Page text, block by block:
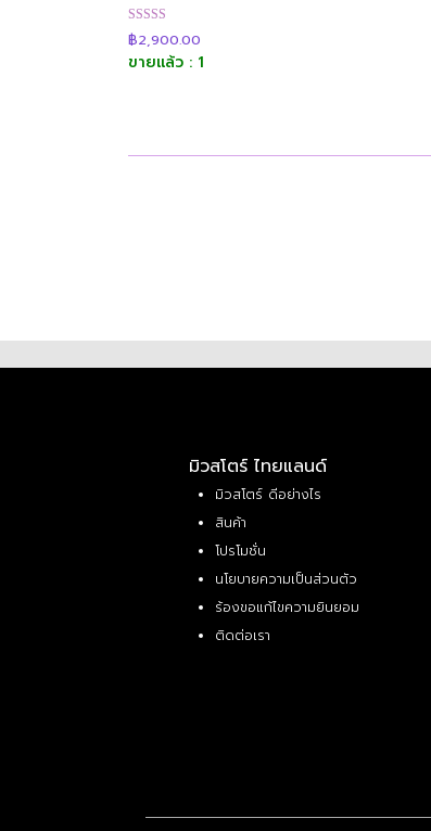
ให้คะแนน
4.90
ตั้งแต่ 1-5
฿2,900.00
ขายแล้ว : 1
มิวสโตร์ ไทยแลนด์
มิวสโตร์ ดีอย่างไร
สินค้า
โปรโมชั่น
นโยบายความเป็นส่วนตัว
ร้องขอแก้ไขความยินยอม
ติดต่อเรา